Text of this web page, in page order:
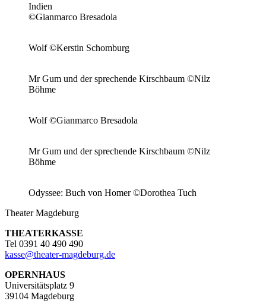
Indien
©Gianmarco Bresadola
Wolf ©Kerstin Schomburg
Mr Gum und der sprechende Kirschbaum ©Nilz
Böhme
Wolf ©Gianmarco Bresadola
Mr Gum und der sprechende Kirschbaum ©Nilz
Böhme
Odyssee: Buch von Homer ©Dorothea Tuch
Theater Magdeburg
THEATERKASSE
Tel 0391 40 490 490
kasse@theater-magdeburg.de
OPERNHAUS
Universitätsplatz 9
39104 Magdeburg